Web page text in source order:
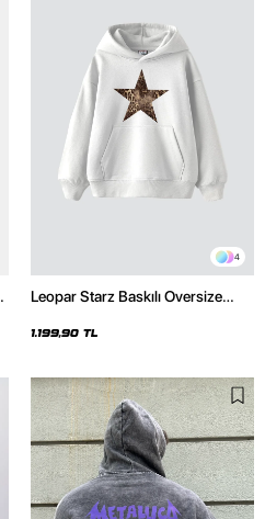
4
Leopar Starz Baskılı Oversize
1.199,90 TL